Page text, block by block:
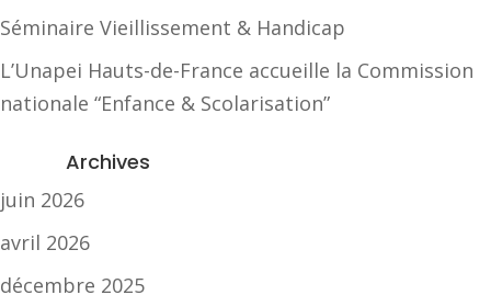
Séminaire Vieillissement & Handicap
L’Unapei Hauts-de-France accueille la Commission
nationale “Enfance & Scolarisation”
Archives
juin 2026
avril 2026
décembre 2025